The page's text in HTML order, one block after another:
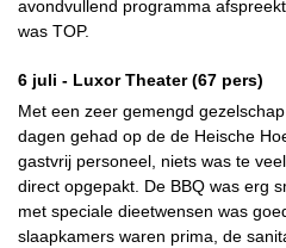
avondvullend programma
was TOP.
6 juli - Luxor Theater(67 pers)
Met een zeer gemengd
dagen gehad op de de Heische
gastvrij personeel, niets was te
direct opgepakt. De BBQ was erg
met speciale dieetwensen was
slaapkamers waren prima, de